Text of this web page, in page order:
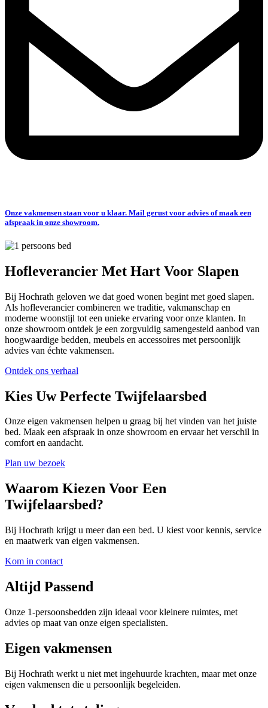
Onze vakmensen staan voor u klaar. Mail gerust voor advies of maak een
afspraak in onze showroom.
Hofleverancier Met Hart Voor Slapen
Bij Hochrath geloven we dat goed wonen begint met goed slapen.
Als hofleverancier combineren we traditie, vakmanschap en
moderne woonstijl tot een unieke ervaring voor onze klanten. In
onze showroom ontdek je een zorgvuldig samengesteld aanbod van
hoogwaardige bedden, meubels en accessoires met persoonlijk
advies van échte vakmensen.
Ontdek ons verhaal
Kies Uw Perfecte Twijfelaarsbed
Onze eigen vakmensen helpen u graag bij het vinden van het juiste
bed. Maak een afspraak in onze showroom en ervaar het verschil in
comfort en aandacht.
Plan uw bezoek
Waarom Kiezen Voor Een
Twijfelaarsbed?
Bij Hochrath krijgt u meer dan een bed. U kiest voor kennis, service
en maatwerk van eigen vakmensen.
Kom in contact
Altijd Passend
Onze 1-persoonsbedden zijn ideaal voor kleinere ruimtes, met
advies op maat van onze eigen specialisten.
Eigen vakmensen
Bij Hochrath werkt u niet met ingehuurde krachten, maar met onze
eigen vakmensen die u persoonlijk begeleiden.